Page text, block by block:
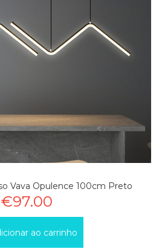
Vava Opulence 100cm Preto
€97.00
ao carrinho